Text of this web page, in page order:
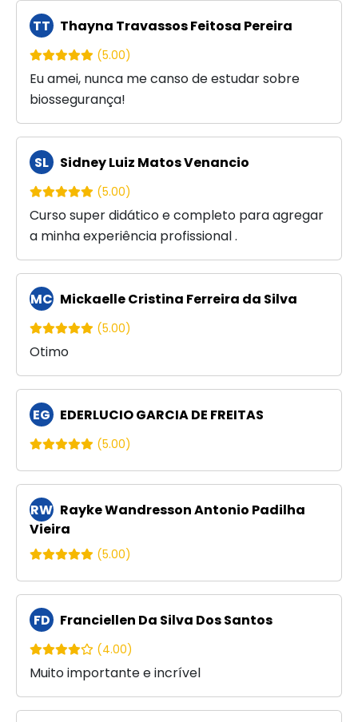
TT Thayna Travassos Feitosa Pereira
(5.00)
Eu amei, nunca me canso de estudar sobre
biossegurança!
SL Sidney Luiz Matos Venancio
(5.00)
Curso super didático e completo para agregar
a minha experiência profissional .
MC Mickaelle Cristina Ferreira da Silva
(5.00)
Otimo
EG EDERLUCIO GARCIA DE FREITAS
(5.00)
RW Rayke Wandresson Antonio Padilha
Vieira
(5.00)
FD Franciellen Da Silva Dos Santos
(4.00)
Muito importante e incrível